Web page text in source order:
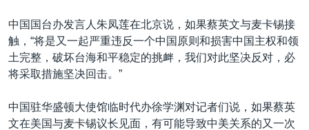
中国国台办发言人朱凤莲在北京说，如果蔡英文与麦卡锡接
触，“将是又一起严重违反一个中国原则和损害中国主权和领
土完整，破坏台海和平稳定的挑衅，我们对此坚决反对，必
将采取措施坚决回击。”
中国驻华盛顿大使馆临时代办徐学渊对记者们说，如果蔡英
文在美国与麦卡锡议长见面，有可能导致中美关系的又一次